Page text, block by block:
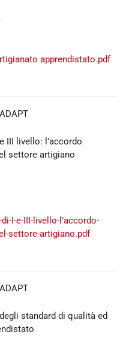
apprendistato.pdf
III livello: l’accordo
settore artigiano
I-e-III-livello-l’accordo-
settore-artigiano.pdf
standard di qualità ed